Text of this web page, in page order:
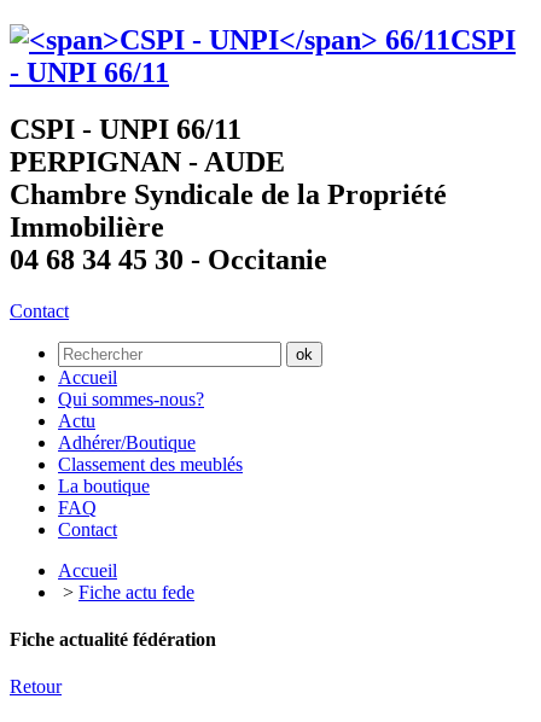
CSPI
- UNPI 66/11
CSPI - UNPI 66/11
PERPIGNAN - AUDE
Chambre Syndicale de la Propriété
Immobilière
04 68 34 45 30 - Occitanie
Contact
Accueil
Qui sommes-nous?
Actu
Adhérer/Boutique
Classement des meublés
La boutique
FAQ
Contact
Accueil
> Fiche actu fede
Fiche actualité fédération
Retour